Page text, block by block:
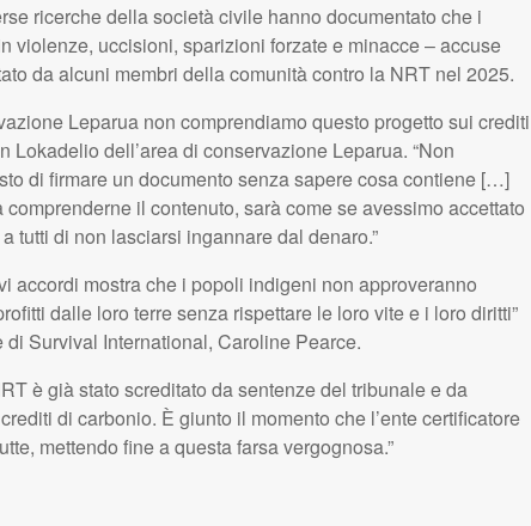
ricerche della società civile hanno documentato che i
violenze, uccisioni, sparizioni forzate e minacce – accuse
da alcuni membri della comunità contro la NRT nel 2025.
Leparua non comprendiamo questo progetto sui crediti
Lokadelio dell’area di conservazione Leparua. “Non
di firmare un documento senza sapere cosa contiene […]
il contenuto, sarà come se avessimo accettato
tutti di non lasciarsi ingannare dal denaro.”
accordi mostra che i popoli indigeni non approveranno
dalle loro terre senza rispettare le loro vite e i loro diritti”
Survival International, Caroline Pearce.
è già stato screditato da sentenze del tribunale e da
di carbonio. È giunto il momento che l’ente certificatore
mettendo fine a questa farsa vergognosa.”